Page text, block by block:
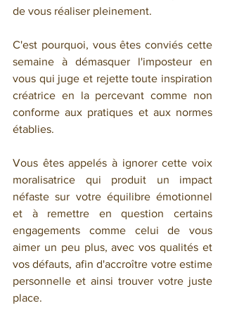
de vous réaliser pleinement.
C'est pourquoi, vous êtes conviés cette
semaine à démasquer l'imposteur en
vous qui juge et rejette toute inspiration
créatrice en la percevant comme non
conforme aux pratiques et aux normes
établies.
Vous êtes appelés à ignorer cette voix
moralisatrice qui produit un impact
néfaste sur votre équilibre émotionnel
et à remettre en question certains
engagements comme celui de vous
aimer un peu plus, avec vos qualités et
vos défauts, afin d'accroître votre estime
personnelle et ainsi trouver votre juste
place.